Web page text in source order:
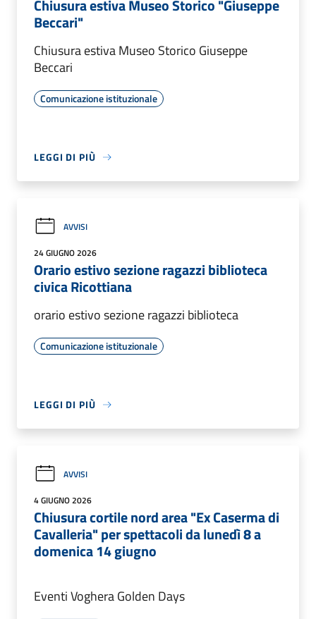
Chiusura estiva Museo Storico "Giuseppe
Beccari"
Chiusura estiva Museo Storico Giuseppe
Beccari
Comunicazione istituzionale
LEGGI DI PIÙ
AVVISI
24 GIUGNO 2026
Orario estivo sezione ragazzi biblioteca
civica Ricottiana
orario estivo sezione ragazzi biblioteca
Comunicazione istituzionale
LEGGI DI PIÙ
AVVISI
4 GIUGNO 2026
Chiusura cortile nord area "Ex Caserma di
Cavalleria" per spettacoli da lunedì 8 a
domenica 14 giugno
Eventi Voghera Golden Days